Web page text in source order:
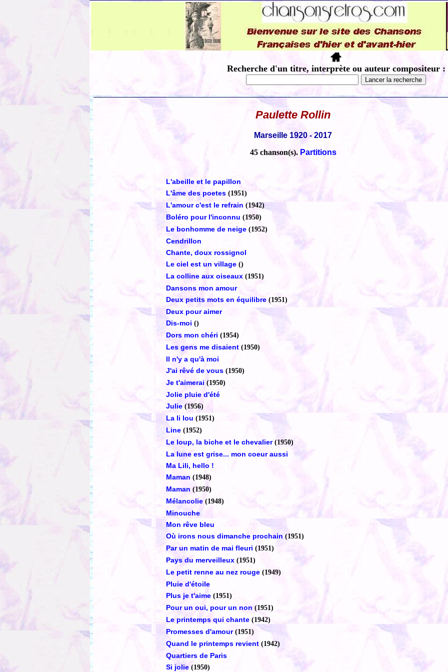
Recherche d'un titre, interprète ou auteur compositeur :
Paulette Rollin
Marseille 1920 - 2017
45 chanson(s). Partitions
L'abeille et le papillon
L'âme des poetes (1951)
L'amour c'est le refrain (1942)
Boléro pour l'inconnu (1950)
Le bonhomme de neige (1952)
Cendrillon
Chante, doux rossignol
Le ciel est un village ()
La colline aux oiseaux (1951)
Dansons mon amour
Deux petits mots en équilibre (1951)
Deux pour aimer
Dis-moi ()
Dors mon chéri (1954)
Les gens me disaient (1950)
Il n'y a qu'à moi
J'ai rêvé de vous (1950)
Je t'aimerai (1950)
Jolie pluie d'été
Julie (1956)
La li lou (1951)
Line (1952)
Le loup, la biche et le chevalier (1950)
La lune est grise... mon coeur aussi
Ma Lili, hello !
Maman (1948)
Maman (1950)
Mélancolie (1948)
Minouche
Mon rêve bleu
Où irons nous dimanche prochain (1951)
Par un matin de mai fleuri (1951)
Pays du merveilleux (1951)
Le petit renne au nez rouge (1949)
Pluie d'étoile
Plus je t'aime (1951)
Pour un oui, pour un non (1951)
Le printemps qui chante (1942)
Promesses d'amour (1951)
Quand le printemps revient (1942)
Quartiers de Paris
Si jolie (1950)